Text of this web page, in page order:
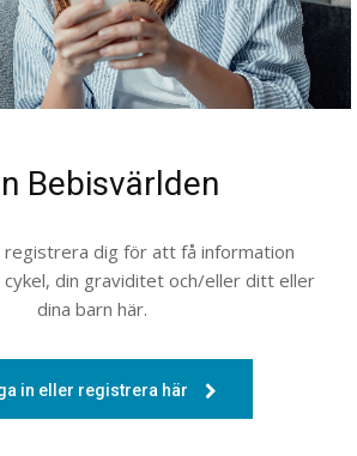
Bebisvärlden
registrera dig för att få information
cykel, din graviditet och/eller ditt eller
dina barn här.
in eller registrera här